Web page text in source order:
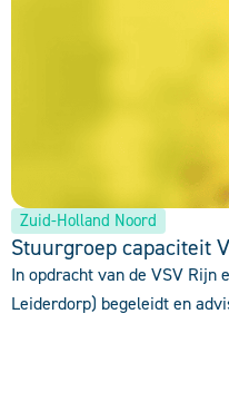
Zuid-Holland Noord
Stuurgroep capaciteit
In opdracht van de VSV Rijn
Leiderdorp) begeleidt en